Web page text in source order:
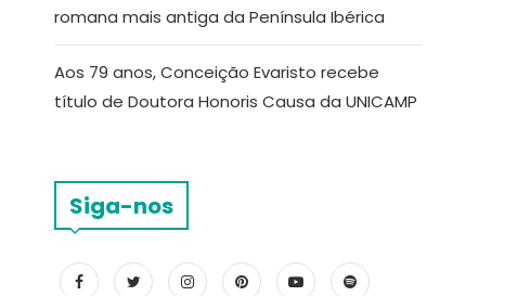
romana mais antiga da Península Ibérica
Aos 79 anos, Conceição Evaristo recebe
título de Doutora Honoris Causa da UNICAMP
Siga-nos